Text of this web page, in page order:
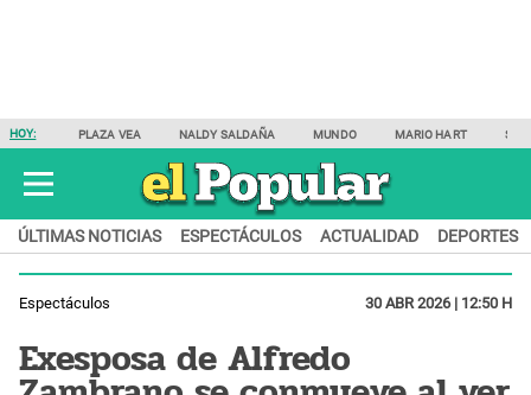
HOY: PLAZA VEA NALDY SALDAÑA MUNDO MARIO HART
ÚLTIMAS NOTICIAS ESPECTÁCULOS ACTUALIDAD DEPORTES
Espectáculos 30 ABR 2026 | 12:50 H
Exesposa de Alfredo